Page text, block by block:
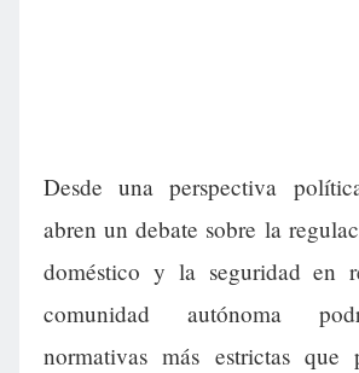
Desde una perspectiva
abren un debate sobre la
doméstico y la seguridad en
comunidad autónoma
normativas más estrictas que